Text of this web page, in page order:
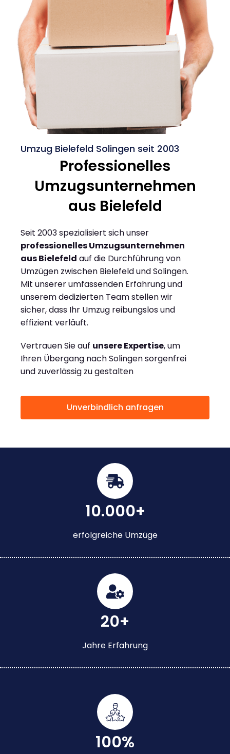
Umzug Bielefeld Solingen seit 2003
Professionelles
Umzugsunternehmen
aus Bielefeld
Seit 2003 spezialisiert sich unser
professionelles Umzugsunternehmen
aus Bielefeld auf die Durchführung von
Umzügen zwischen Bielefeld und Solingen.
Mit unserer umfassenden Erfahrung und
unserem dedizierten Team stellen wir
sicher, dass Ihr Umzug reibungslos und
effizient verläuft.
Vertrauen Sie auf unsere Expertise, um
Ihren Übergang nach Solingen sorgenfrei
und zuverlässig zu gestalten
Unverbindlich anfragen
10.000+
erfolgreiche Umzüge
20+
Jahre Erfahrung
100%